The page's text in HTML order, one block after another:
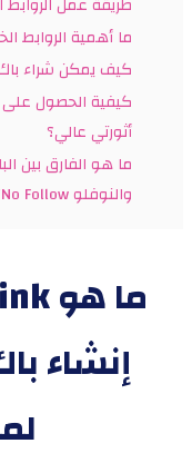
ما أهمية الروابط
كيف يمكن شراء
كيفية الحصول
أثورتي عالي؟
والنوفلو No Follow؟
إنشاء